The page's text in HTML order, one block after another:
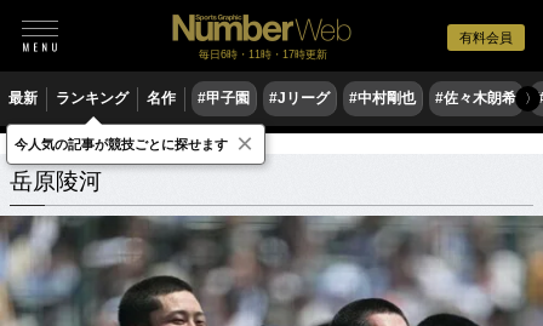
有料会員
毎日6時・11時・17時更新
最新 ランキング 名作 #甲子園 #Jリーグ #中村剛也 #佐々木朗希 〉
岳原陵河 関連記事
岳原陵河
今人気の記事が競技ごとに探せます ×